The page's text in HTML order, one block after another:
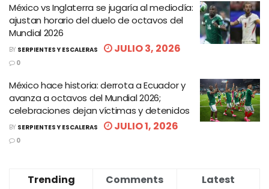
México vs Inglaterra se jugaría al mediodía:
ajustan horario del duelo de octavos del
Mundial 2026
BY SERPIENTES Y ESCALERAS JULIO 3, 2026
0
México hace historia: derrota a Ecuador y
avanza a octavos del Mundial 2026;
celebraciones dejan víctimas y detenidos
BY SERPIENTES Y ESCALERAS JULIO 1, 2026
0
Trending Comments Latest